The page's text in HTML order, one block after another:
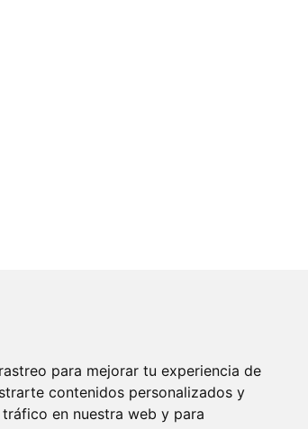
para mejorar tu experiencia de
contenidos personalizados y
en nuestra web y para